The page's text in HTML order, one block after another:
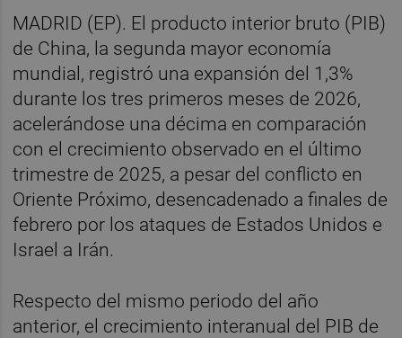
MADRID (EP). El producto interior bruto (PIB)
de China, la segunda mayor economía
mundial, registró una expansión del 1,3%
durante los tres primeros meses de 2026,
acelerándose una décima en comparación
con el crecimiento observado en el último
trimestre de 2025, a pesar del conflicto en
Oriente Próximo, desencadenado a finales de
febrero por los ataques de Estados Unidos e
Israel a Irán.
Respecto del mismo periodo del año
anterior, el crecimiento interanual del PIB de